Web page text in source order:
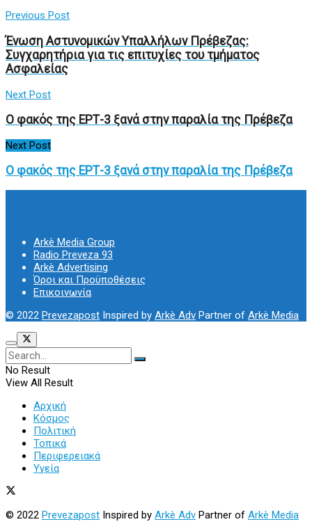
Previous Post
Ένωση Αστυνομικών Υπαλλήλων Πρέβεζας:
Συγχαρητήρια για τις επιτυχίες του τμήματος
Ασφαλείας
Next Post
Ο φακός της ΕΡΤ-3 ξανά στην παραλία της Πρέβεζα
Next Post
Ο φακός της ΕΡΤ-3 ξανά στην παραλία της Πρέβεζα
Arkè Media Group
Radio Preveza 93
Arkè Advertising
Όροι και Προϋποθέσεις
Επικοινωνία
© 2022 Prevezapost Inspired by Arkè Adv Partner of Arkè Media
No Result
View All Result
Αρχική
Κόσμος
Πολιτική
Τοπικά
Περιφερειακά
Υγεία
© 2022 Prevezapost Inspired by Arkè Adv Partner of Arkè Media